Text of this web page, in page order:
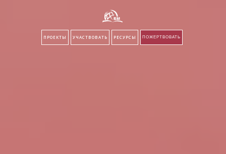
ПРОЕКТЫ УЧАСТВОВАТЬ РЕСУРСЫ ПОЖЕРТВОВАТЬ